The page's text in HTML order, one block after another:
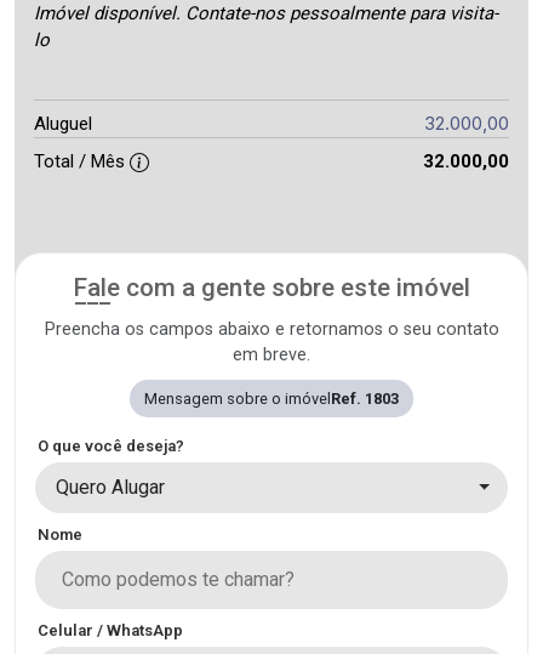
Imóvel disponível. Contate-nos pessoalmente para visita-
lo
Aluguel 32.000,00
Total / Mês 32.000,00
Fale com a gente sobre este imóvel
Preencha os campos abaixo e retornamos o seu contato
em breve.
Mensagem sobre o imóvelRef. 1803
O que você deseja?
Quero Alugar
Nome
Celular / WhatsApp